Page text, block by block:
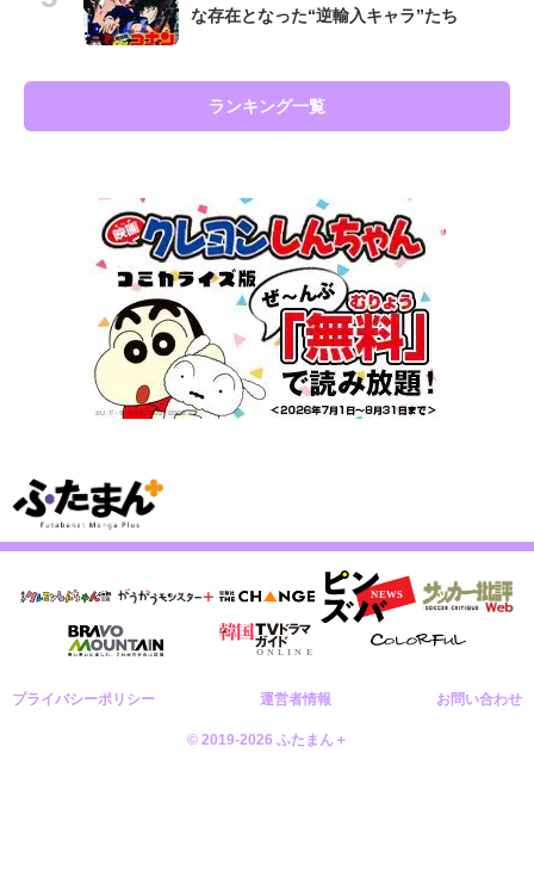
な存在となった“逆輸入キャラ”たち
ランキング一覧
プライバシーポリシー 運営者情報 お問い合わせ
© 2019-2026 ふたまん＋